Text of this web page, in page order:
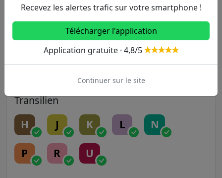
14
RER
A B C D E
Transilien
H J K L N
P R U
Recevez les alertes trafic sur votre smartphone !
Télécharger l'application
Application gratuite · 4,8/5
Continuer sur le site